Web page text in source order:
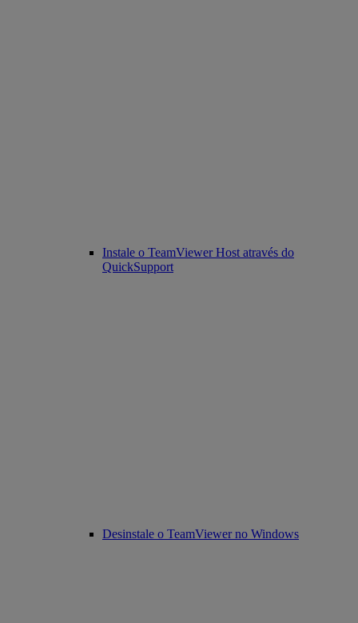
Instale o TeamViewer Host através do
QuickSupport
Desinstale o TeamViewer no Windows